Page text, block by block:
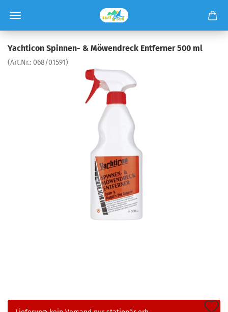
Yachticon Spinnen- & Möwendreck Entferner 500 ml
(Art.Nr.: 068/01591)